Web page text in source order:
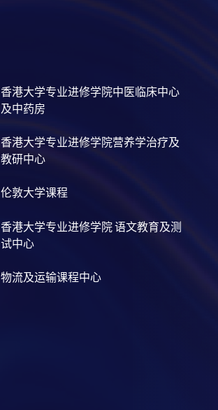
香港大学专业进修学院中医临床中心
及中药房
香港大学专业进修学院营养学治疗及
教研中心
伦敦大学课程
香港大学专业进修学院 语文教育及测
试中心
物流及运输课程中心